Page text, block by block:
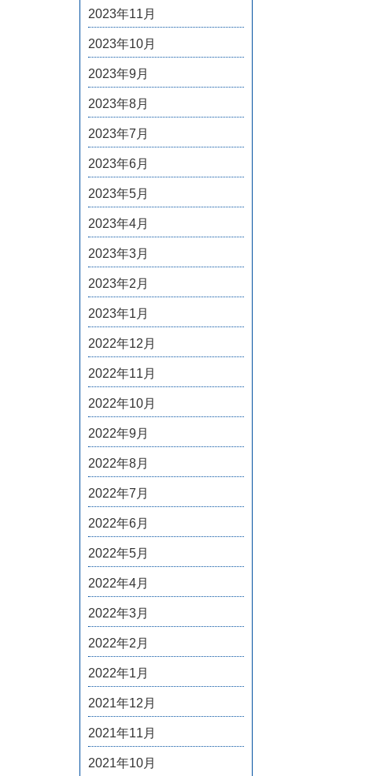
2023年11月
2023年10月
2023年9月
2023年8月
2023年7月
2023年6月
2023年5月
2023年4月
2023年3月
2023年2月
2023年1月
2022年12月
2022年11月
2022年10月
2022年9月
2022年8月
2022年7月
2022年6月
2022年5月
2022年4月
2022年3月
2022年2月
2022年1月
2021年12月
2021年11月
2021年10月